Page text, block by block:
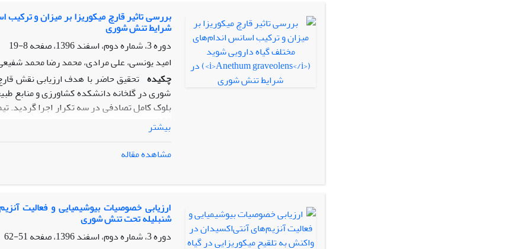
آنزیم ­های آنتی­ اکسیدان گردید. فعالیت هر سه
فعالیت آنزیم کاتالاز به مراتب بالاتر از
سوپراکسید دیسمیوتاز و پراکسیداز تفاوت
بررسی تاثیر قارچ میکوریزا بر میزان و
شرایط تنش شوری
دوره 3، شماره دوم، اسفند 1396، صفحه
8-19
امید یونسی، علی مرادی، محمد رضا محمد
چکیده تحقیق حاضر با هدف ارزیابی نقش
شوری در گلخانه دانشکده کشاورزی و منابع
120 میلی­مولار نمک کلرید سدیم)، دو سطح تلقیح میکوریزایی (تلقیح و عدم تلقیح قارچ میکوریزایی
اندام گیاهی (برگ، سرشاخه گلدار و بذر)
سرشاخه­های گلدار به میزان قابل توجهی
هیدروکاروون ترکیباتی بودند که به طور
ترکیبات اصلی برگ و سرشاخه­های گلدار و
بیشتر
مشاهده مقاله
ارزیابی خصوصیات بیوشیمیایی و فعالیت
شنبلیله تحت تنش شوری
دوره 3، شماره دوم، اسفند 1396، صفحه
51-62